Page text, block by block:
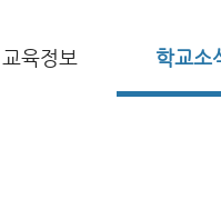
교육정보 학교소